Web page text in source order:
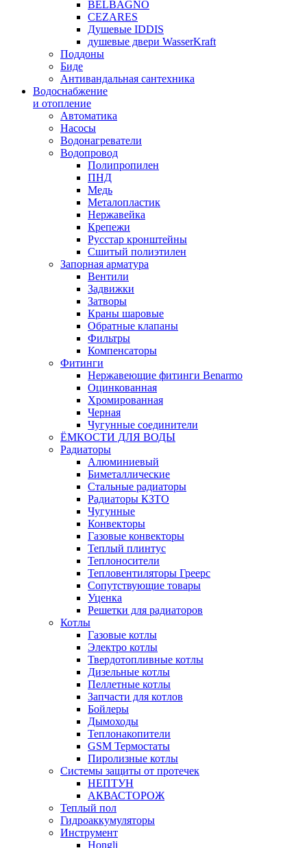
BELBAGNO
CEZARES
Душевые IDDIS
душевые двери WasserKraft
Поддоны
Биде
Антивандальная сантехника
Водоснабжение
и отопление
Автоматика
Насосы
Водонагреватели
Водопровод
Полипропилен
ПНД
Медь
Металопластик
Нержавейка
Крепежи
Русстар кронштейны
Сшитый полиэтилен
Запорная арматура
Вентили
Задвижки
Затворы
Краны шаровые
Обратные клапаны
Фильтры
Компенсаторы
Фитинги
Нержавеющие фитинги Benarmo
Оцинкованная
Хромированная
Черная
Чугунные соединители
ЁМКОСТИ ДЛЯ ВОДЫ
Радиаторы
Алюминиевый
Биметаллические
Стальные радиаторы
Радиаторы КЗТО
Чугунные
Конвекторы
Газовые конвекторы
Теплый плинтус
Теплоносители
Тепловентиляторы Греерс
Сопутствующие товары
Уценка
Решетки для радиаторов
Котлы
Газовые котлы
Электро котлы
Твердотопливные котлы
Дизельные котлы
Пеллетные котлы
Запчасти для котлов
Бойлеры
Дымоходы
Теплонакопители
GSM Термостаты
Пиролизные котлы
Системы защиты от протечек
НЕПТУН
АКВАСТОРОЖ
Теплый пол
Гидроаккумуляторы
Инструмент
Hongli